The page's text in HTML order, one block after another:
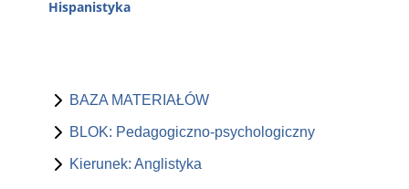
Hispanistyka
BAZA MATERIAŁÓW
BLOK: Pedagogiczno-psychologiczny
Kierunek: Anglistyka